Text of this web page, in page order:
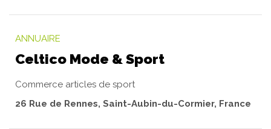
ANNUAIRE
Celtico Mode & Sport
Commerce articles de sport
26 Rue de Rennes, Saint-Aubin-du-Cormier, France